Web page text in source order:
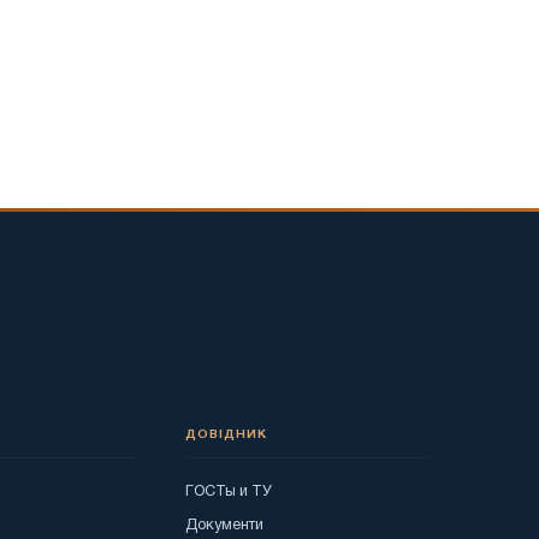
ДОВІДНИК
ГОСТы и ТУ
Документи